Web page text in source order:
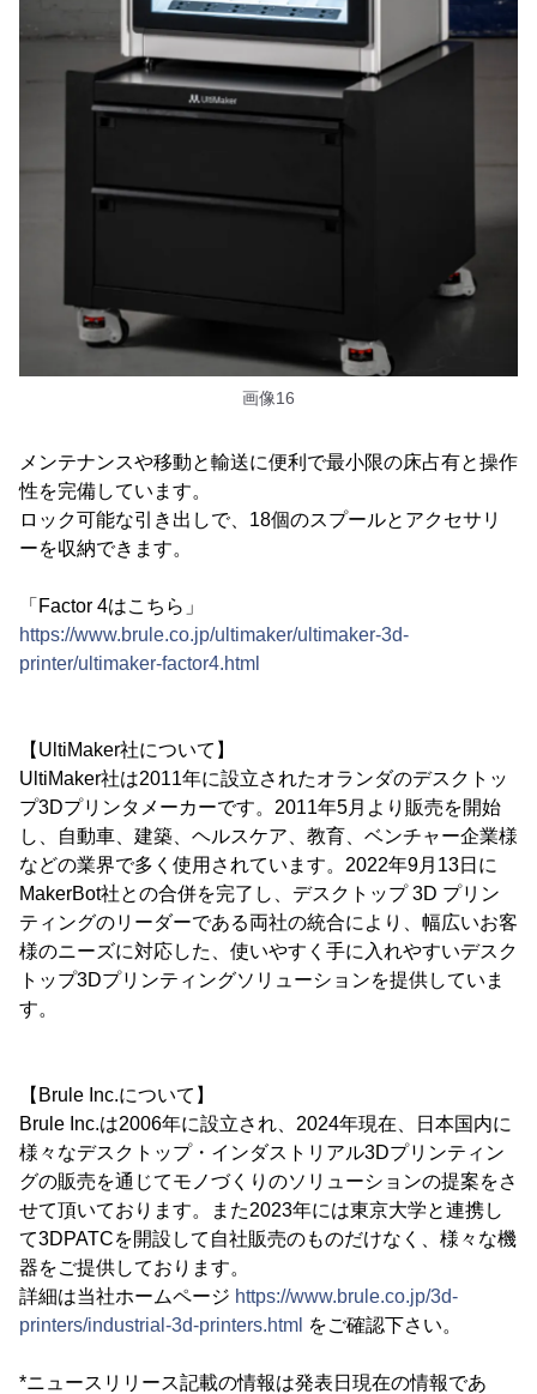
画像16
メンテナンスや移動と輸送に便利で最小限の床占有と操作
性を完備しています。
ロック可能な引き出しで、18個のスプールとアクセサリ
ーを収納できます。
「Factor 4はこちら」
https://www.brule.co.jp/ultimaker/ultimaker-3d-
printer/ultimaker-factor4.html
【UltiMaker社について】
UltiMaker社は2011年に設立されたオランダのデスクトッ
プ3Dプリンタメーカーです。2011年5月より販売を開始
し、自動車、建築、ヘルスケア、教育、ベンチャー企業様
などの業界で多く使用されています。2022年9月13日に
MakerBot社との合併を完了し、デスクトップ 3D プリン
ティングのリーダーである両社の統合により、幅広いお客
様のニーズに対応した、使いやすく手に入れやすいデスク
トップ3Dプリンティングソリューションを提供していま
す。
【Brule Inc.について】
Brule Inc.は2006年に設立され、2024年現在、日本国内に
様々なデスクトップ・インダストリアル3Dプリンティン
グの販売を通じてモノづくりのソリューションの提案をさ
せて頂いております。また2023年には東京大学と連携し
て3DPATCを開設して自社販売のものだけなく、様々な機
器をご提供しております。
詳細は当社ホームページ https://www.brule.co.jp/3d-
printers/industrial-3d-printers.html をご確認下さい。
*ニュースリリース記載の情報は発表日現在の情報であ